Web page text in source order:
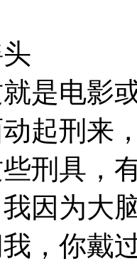
是电影
起刑来
刑具，
因为大
，你戴